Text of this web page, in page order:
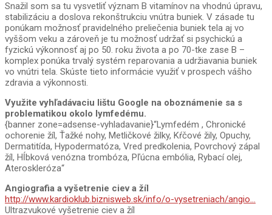
Snažil som sa tu vysvetliť význam B vitamínov na vhodnú úpravu,
stabilizáciu a doslova rekonštrukciu vnútra buniek. V zásade tu
ponúkam možnosť pravidelného preliečenia buniek tela aj vo
vyššom veku a zároveň je tu možnosť udržať si psychickú a
fyzickú výkonnosť aj po 50. roku života a po 70-tke zase B –
komplex ponúka trvalý systém reparovania a udržiavania buniek
vo vnútri tela. Skúste tieto informácie využiť v prospech vášho
zdravia a výkonnosti.
Využite vyhľadávaciu lištu Google na oboznámenie sa s
problematikou okolo lymfedému.
{banner zone=adsense-vyhladavanie}“Lymfedém , Chronické
ochorenie žíl, Ťažké nohy, Metličkové žilky, Kŕčové žily, Opuchy,
Dermatitída, Hypodermatóza, Vred predkolenia, Povrchový zápal
žíl, Hĺbková venózna trombóza, Pľúcna embólia, Rybací olej,
Ateroskleróza“
Angiografia a vyšetrenie ciev a žíl
http://www.kardioklub.biznisweb.sk/info/o-vysetreniach/angio…
Ultrazvukové vyšetrenie ciev a žíl